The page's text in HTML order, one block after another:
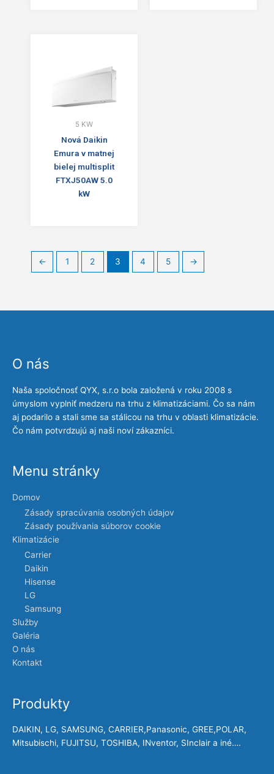
5 KW
Nová Daikin
Emura v matnej
bielej multisplit
FTXJ50AW 5.0
kW
← 1 2 3 4 5 →
O nás
Naša spoločnosť QYX, s.r.o bola založená v roku 2008 s
úmyslom vyplniť medzeru na trhu z klimatizáciami. Čo sa nám
aj podarilo a stali sme sa stálicou na trhu v oblasti klimatizácie.
Čo nám potvrdzujú aj naši noví zákazníci.
Menu stránky
Domov
Zásady spracúvania osobných údajov
Zásady používania súborov cookie
Klimatizácie
Carrier
Daikin
Hisense
LG
Samsung
Služby
Galéria
O nás
Kontakt
Produkty
DAIKIN, LG, SAMSUNG, CARRIER,Panasonic, GREE,POLAR,
Mitsubischi, FUJITSU, TOSHIBA, INventor, SInclair a iné….